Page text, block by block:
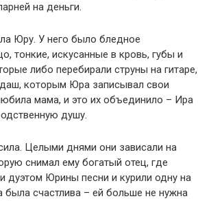
на деньги.
Юру. У него было бледное
тонкие, искусанные в кровь, губы и
либо перебирали струны на гитаре,
которым Юра записывал свои
мама, и это их объединило – Ира
душу.
Целыми днями они зависали на
снимал ему богатый отец, где
дуэтом Юрины песни и курили одну на
была счастлива – ей больше не нужна